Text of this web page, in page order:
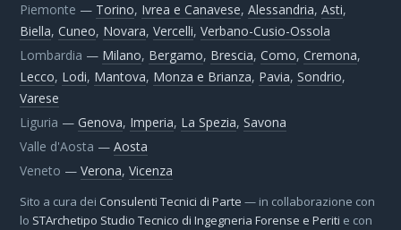
Piemonte — Torino, Ivrea e Canavese, Alessandria, Asti,
Biella, Cuneo, Novara, Vercelli, Verbano-Cusio-Ossola
Lombardia — Milano, Bergamo, Brescia, Como, Cremona,
Lecco, Lodi, Mantova, Monza e Brianza, Pavia, Sondrio,
Varese
Liguria — Genova, Imperia, La Spezia, Savona
Valle d'Aosta — Aosta
Veneto — Verona, Vicenza
Sito a cura dei Consulenti Tecnici di Parte — in collaborazione con
lo STArchetipo Studio Tecnico di Ingegneria Forense e Periti e con